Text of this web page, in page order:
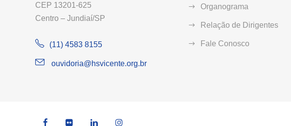
CEP 13201-625
Centro – Jundiaí/SP
(11) 4583 8155
ouvidoria@hsvicente.org.br
Organograma
Relação de Dirigentes
Fale Conosco